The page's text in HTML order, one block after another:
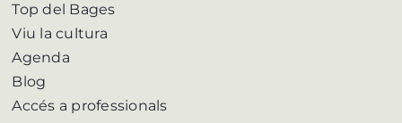
Top del Bages
Viu la cultura
Agenda
Blog
Accés a professionals